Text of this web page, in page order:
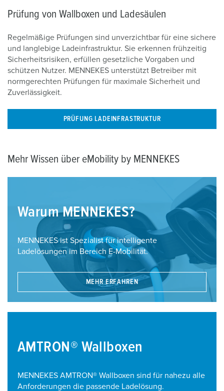
Prüfung von Wallboxen und Ladesäulen
Regelmäßige Prüfungen sind unverzichtbar für eine sichere
und langlebige Ladeinfrastruktur. Sie erkennen frühzeitig
Sicherheitsrisiken, erfüllen gesetzliche Vorgaben und
schützen Nutzer. MENNEKES unterstützt Betreiber mit
normgerechten Prüfungen für maximale Sicherheit und
Zuverlässigkeit.
PRÜFUNG LADEINFRASTRUKTUR
Mehr Wissen über eMobility by MENNEKES
Warum MENNEKES?
MENNEKES ist Spezialist für intelligente
Ladelösungen im Bereich E-Mobilität.
MEHR ERFAHREN
AMTRON® Wallboxen
MENNEKES AMTRON® Wallboxen sind für nahezu alle
Anforderungen die passende Ladelösung.